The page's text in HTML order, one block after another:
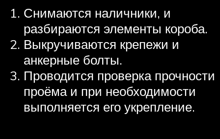
Снимаются наличники, и
разбираются элементы короба.
Выкручиваются крепежи и
анкерные болты.
Проводится проверка прочности
проёма и при необходимости
выполняется его укрепление.